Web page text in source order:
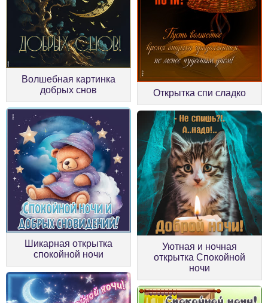
Волшебная картинка
добрых снов
Открытка спи сладко
Шикарная открытка
спокойной ночи
Уютная и ночная
открытка Спокойной
ночи